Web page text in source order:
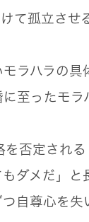
て孤立させ
ラハラの具
至ったモラ
を否定される
もダメだ」と
自尊心を失